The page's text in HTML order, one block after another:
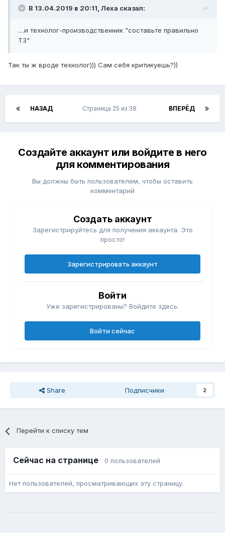
В 13.04.2019 в 20:11, Леха сказал:
....и технолог-производственник "составьте правильно
ТЗ"
Так ты ж вроде технолог))) Сам себя критикуешь?))
НАЗАД ВПЕРЁД
Страница 25 из 38
Создайте аккаунт или войдите в него
для комментирования
Вы должны быть пользователем, чтобы оставить
комментарий
Создать аккаунт
Зарегистрируйтесь для получения аккаунта. Это
просто!
Зарегистрировать аккаунт
Войти
Уже зарегистрированы? Войдите здесь.
Войти сейчас
Share Подписчики 2
Перейти к списку тем
Сейчас на странице 0 пользователей
Нет пользователей, просматривающих эту страницу.